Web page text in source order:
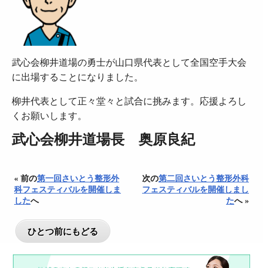
武心会柳井道場の勇士が山口県代表として全国空手大会
に出場することになりました。
柳井代表として正々堂々と試合に挑みます。応援よろし
くお願いします。
武心会柳井道場長 奥原良紀
« 前の第一回さいとう整形外
科フェスティバルを開催しま
したへ
次の第二回さいとう整形外科
フェスティバルを開催しまし
たへ »